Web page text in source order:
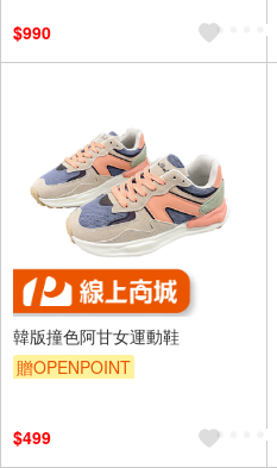
$990
韓版撞色阿甘女運動鞋
贈OPENPOINT
$499